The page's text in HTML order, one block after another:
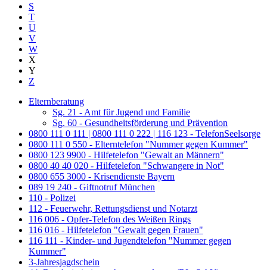
S
T
U
V
W
X
Y
Z
Elternberatung
Sg. 21 - Amt für Jugend und Familie
Sg. 60 - Gesundheitsförderung und Prävention
0800 111 0 111 | 0800 111 0 222 | 116 123 - TelefonSeelsorge
0800 111 0 550 - Elterntelefon "Nummer gegen Kummer"
0800 123 9900 - Hilfetelefon "Gewalt an Männern"
0800 40 40 020 - Hilfetelefon "Schwangere in Not"
0800 655 3000 - Krisendienste Bayern
089 19 240 - Giftnotruf München
110 - Polizei
112 - Feuerwehr, Rettungsdienst und Notarzt
116 006 - Opfer-Telefon des Weißen Rings
116 016 - Hilfetelefon "Gewalt gegen Frauen"
116 111 - Kinder- und Jugendtelefon "Nummer gegen
Kummer"
3-Jahresjagdschein